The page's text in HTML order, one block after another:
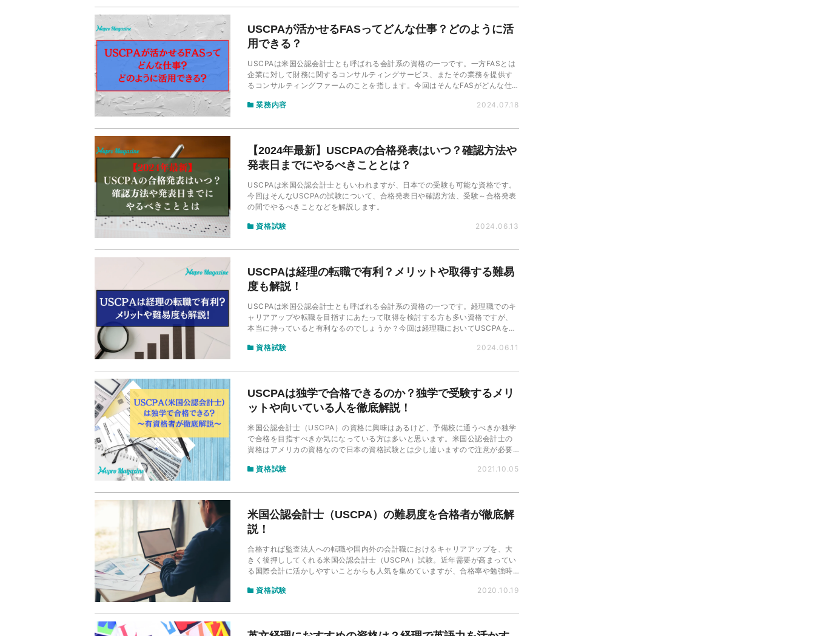
USCPAが活かせるFASってどんな仕事？どのように活
用できる？
USCPAは米国公認会計士とも呼ばれる会計系の資格の一つです。一方FASとは
企業に対して財務に関するコンサルティングサービス、またその業務を提供す
るコンサルティングファームのことを指します。今回はそんなFASがどんな仕
ます。
業務内容 2024.07.18
【2024年最新】USCPAの合格発表はいつ？確認方法や
発表日までにやるべきこととは？
USCPAは米国公認会計士ともいわれますが、日本での受験も可能な資格です。
今回はそんなUSCPAの試験について、合格発表日や確認方法、受験～合格発表
の間でやるべきことなどを解説します。
資格試験 2024.06.13
USCPAは経理の転職で有利？メリットや取得する難易
度も解説！
USCPAは米国公認会計士とも呼ばれる会計系の資格の一つです。経理職でのキ
ャリアアップや転職を目指すにあたって取得を検討する方も多い資格ですが、
本当に持っていると有利なるのでしょうか？今回は経理職においてUSCPAを取
説します。
資格試験 2024.06.11
USCPAは独学で合格できるのか？独学で受験するメリ
ットや向いている人を徹底解説！
米国公認会計士（USCPA）の資格に興味はあるけど、予備校に通うべきか独学
で合格を目指すべきか気になっている方は多いと思います。米国公認会計士の
資格はアメリカの資格なので日本の資格試験とは少し違いますので注意が必要
していきます。
資格試験 2021.10.05
米国公認会計士（USCPA）の難易度を合格者が徹底解
説！
合格すれば監査法人への転職や国内外の会計職におけるキャリアアップを、大
きく後押ししてくれる米国公認会計士（USCPA）試験。近年需要が高まってい
る国際会計に活かしやすいことからも人気を集めていますが、合格率や勉強時
します。
資格試験 2020.10.19